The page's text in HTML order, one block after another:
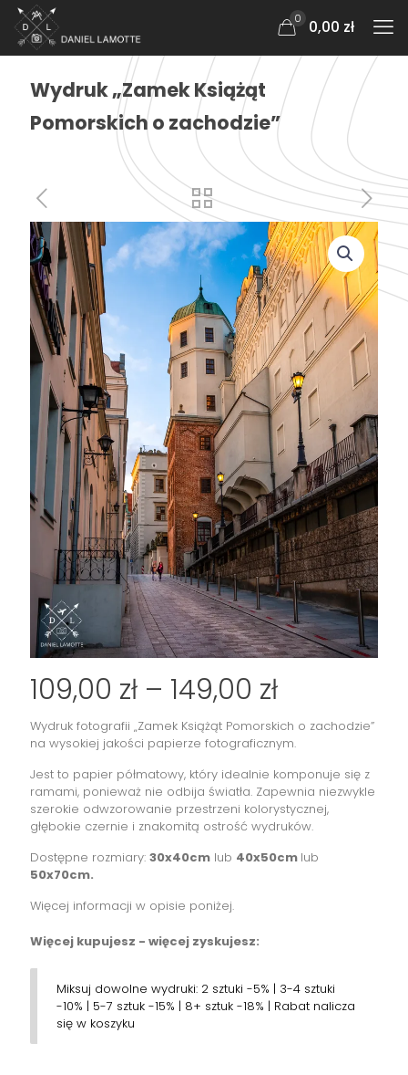
0 0,00 zł
Wydruk „Zamek Książąt
Pomorskich o zachodzie”
109,00 zł – 149,00 złZakres
cen:
od
109,00 zł
do
149,00 zł
Wydruk fotografii „Zamek Książąt Pomorskich o zachodzie”
na wysokiej jakości papierze fotograficznym.
Jest to papier półmatowy, który idealnie komponuje się z
ramami, ponieważ nie odbija światła. Zapewnia niezwykle
szerokie odwzorowanie przestrzeni kolorystycznej,
głębokie czernie i znakomitą ostrość wydruków.
Dostępne rozmiary: 30x40cm lub 40x50cm lub
50x70cm.
Więcej informacji w opisie poniżej.
Więcej kupujesz - więcej zyskujesz:
Miksuj dowolne wydruki: 2 sztuki -5% | 3-4 sztuki
-10% | 5-7 sztuk -15% | 8+ sztuk -18% | Rabat nalicza
się w koszyku